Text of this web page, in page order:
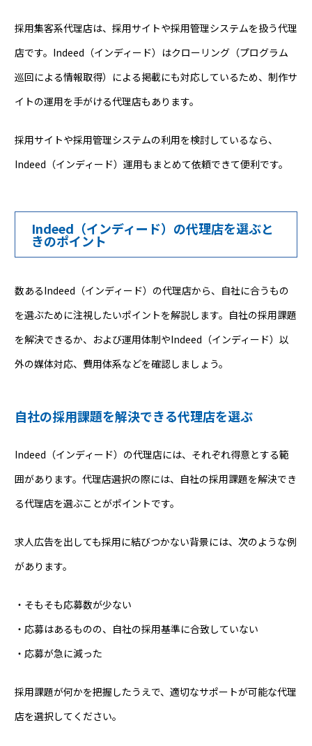
採用集客系代理店は、採用サイトや採用管理システムを扱う代理
店です。Indeed（インディード）はクローリング（プログラム
巡回による情報取得）による掲載にも対応しているため、制作サ
イトの運用を手がける代理店もあります。
採用サイトや採用管理システムの利用を検討しているなら、
Indeed（インディード）運用もまとめて依頼できて便利です。
Indeed（インディード）の代理店を選ぶと
きのポイント
数あるIndeed（インディード）の代理店から、自社に合うもの
を選ぶために注視したいポイントを解説します。自社の採用課題
を解決できるか、および運用体制やIndeed（インディード）以
外の媒体対応、費用体系などを確認しましょう。
自社の採用課題を解決できる代理店を選ぶ
Indeed（インディード）の代理店には、それぞれ得意とする範
囲があります。代理店選択の際には、自社の採用課題を解決でき
る代理店を選ぶことがポイントです。
求人広告を出しても採用に結びつかない背景には、次のような例
があります。
・そもそも応募数が少ない
・応募はあるものの、自社の採用基準に合致していない
・応募が急に減った
採用課題が何かを把握したうえで、適切なサポートが可能な代理
店を選択してください。